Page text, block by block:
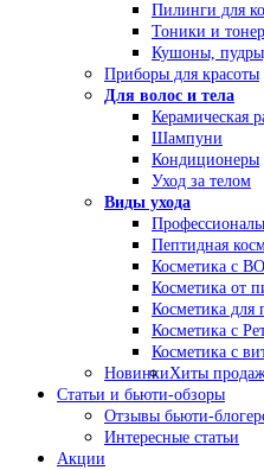
Пилинги для
Тоники и
Кушоны,
Приборы для красоты
Для волос и тела
Керамическая
Шампуни
Кондиционеры
Уход за телом
Виды ухода
Пептидная
Косметика с
Косметика от
Косметика для
Косметика с
Косметика с
НовинкиХиты
Статьи и бьюти-обзоры
Отзывы бьюти-
Интересные статьи
Акции